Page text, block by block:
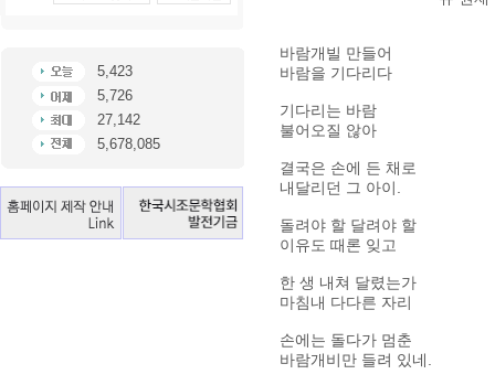
5,423
5,726
27,142
5,678,085
바람개빌 만들어
바람을 기다리다
기다리는 바람
불어오질 않아
결국은 손에 든 채로
내달리던 그 아이.
돌려야 할 달려야 할
이유도 때론 잊고
한 생 내쳐 달렸는가
마침내 다다른 자리
손에는 돌다가 멈춘
바람개비만 들려 있네.